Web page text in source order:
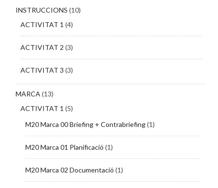
INSTRUCCIONS (10)
ACTIVITAT 1 (4)
ACTIVITAT 2 (3)
ACTIVITAT 3 (3)
MARCA (13)
ACTIVITAT 1 (5)
M20 Marca 00 Briefing + Contrabriefing(1)
M20 Marca 01 Planificació (1)
M20 Marca 02 Documentació (1)